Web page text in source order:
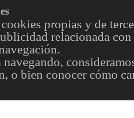
propias y de
relacionada
o bien conocer cómo